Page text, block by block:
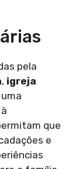
pela
, igreja
que
e